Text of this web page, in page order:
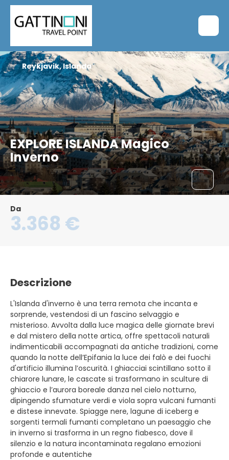
EXPLORE ISLANDA Magico
Inverno
Reykjavik, Islanda
Da
3.368 €
Descrizione
L'Islanda d'inverno è una terra remota che incanta e
sorprende, vestendosi di un fascino selvaggio e
misterioso. Avvolta dalla luce magica delle giornate brevi
e dal mistero della notte artica, offre spettacoli naturali
indimenticabili accompagnati da antiche tradizioni, come
quando la notte dell’Epifania la luce dei falò e dei fuochi
d'artificio illumina l’oscurità. I ghiacciai scintillano sotto il
chiarore lunare, le cascate si trasformano in sculture di
ghiaccio e l’aurora boreale danza nel cielo notturno,
dipingendo sfumature verdi e viola sopra vulcani fumanti
e distese innevate. Spiagge nere, lagune di iceberg e
sorgenti termali fumanti completano un paesaggio che
in inverno si trasforma in un regno fiabesco, dove il
silenzio e la natura incontaminata regalano emozioni
profonde e autentiche